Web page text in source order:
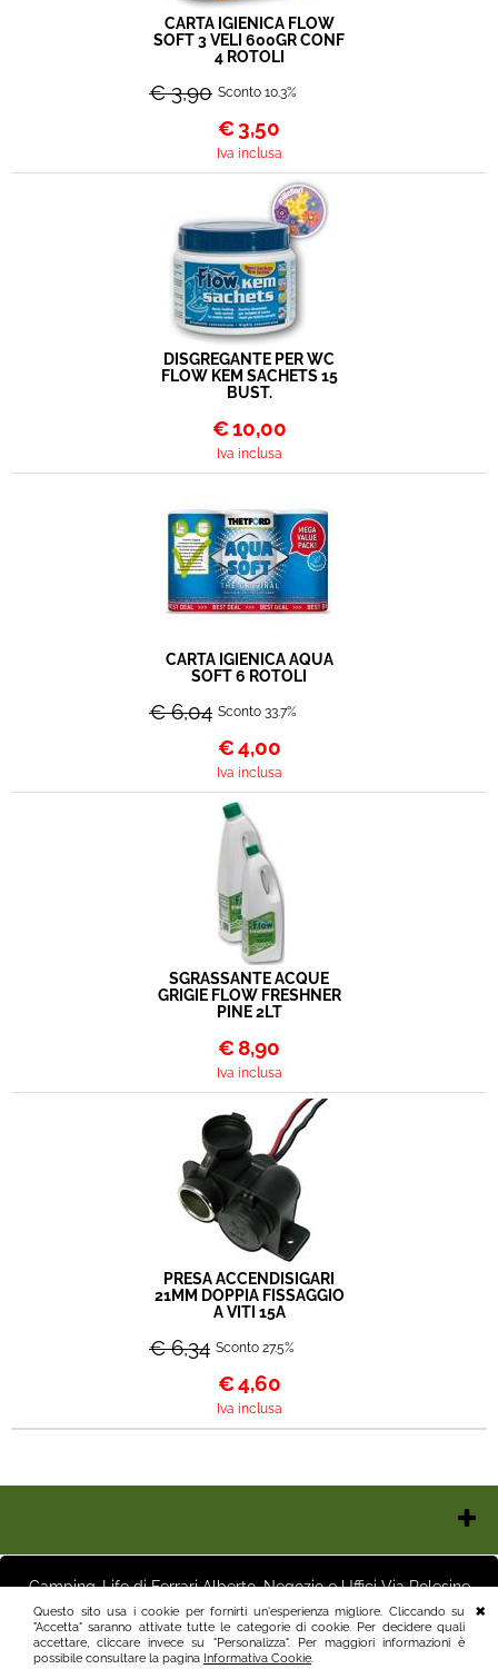
Questo sito usa i cookie per fornirti un'esperienza migliore. Cliccando su
"Accetta" saranno attivate tutte le categorie di cookie. Per decidere quali
accettare, cliccare invece su "Personalizza". Per maggiori informazioni è
possibile consultare la pagina Informativa Cookie.
CARTA IGIENICA FLOW
SOFT 3 VELI 600GR CONF
4 ROTOLI
€ 3,90 Sconto 10.3%
€ 3,50
Iva inclusa
DISGREGANTE PER WC
FLOW KEM SACHETS 15
BUST.
€10,00
Iva inclusa
CARTA IGIENICA AQUA
SOFT 6 ROTOLI
€ 6,04 Sconto 33.7%
€4,00
Iva inclusa
SGRASSANTE ACQUE
GRIGIE FLOW FRESHNER
PINE 2LT
€8,90
Iva inclusa
PRESA ACCENDISIGARI
21MM DOPPIA FISSAGGIO
A VITI 15A
€ 6,34 Sconto 27.5%
€4,60
Iva inclusa
Spedizioni
Recesso e Condizioni
Camping-Life di Ferrari Alberto, Negozio e Uffici Via Polesine
16 25125 Brescia (BS) Magazzino Via Friuli 3 25125 Brescia (BS)
Italia P.I.03411250982 info@camping-life.it tel.3887818400